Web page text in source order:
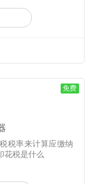
免费
税率来计算应缴纳
花税是什么